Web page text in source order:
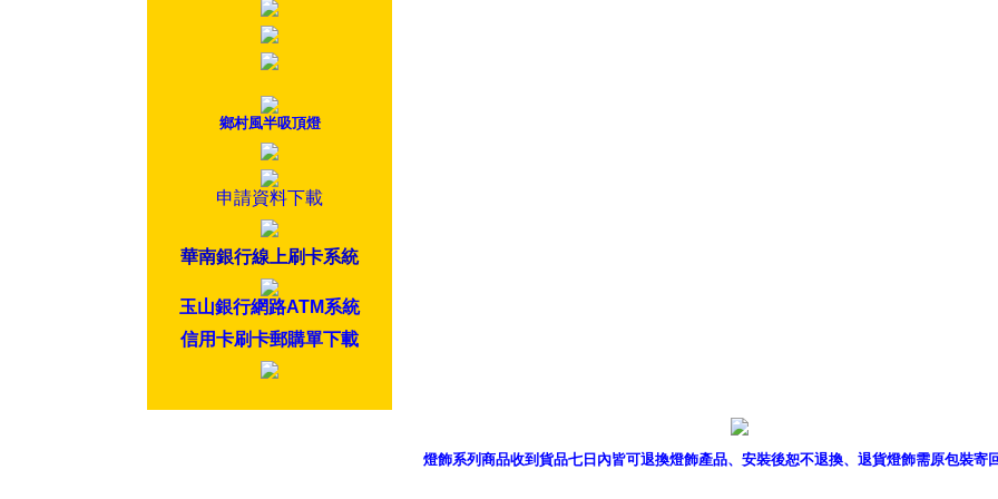
鄉村風半吸頂燈
申請資料下載
華南銀行線上刷卡系統
玉山銀行網路ATM系統
信用卡刷卡郵購單下載
燈飾系列商品收到貨品七日內皆可退換燈飾產品、安裝後恕不退換、退貨燈飾需原包裝寄